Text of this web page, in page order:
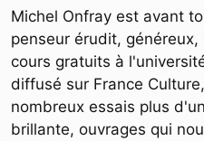
Michel Onfray est avant
penseur érudit,
cours gratuits à
diffusé sur France
nombreux essais plus
brillante, ouvrages qui